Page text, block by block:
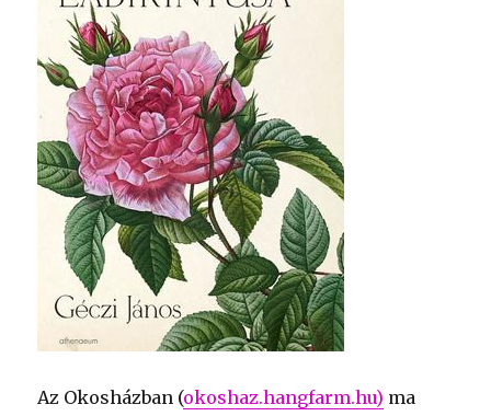
Az Okosházban (okoshaz.hangfarm.hu) ma